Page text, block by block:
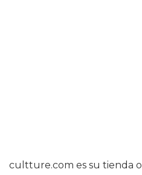
cultture.com es su tienda